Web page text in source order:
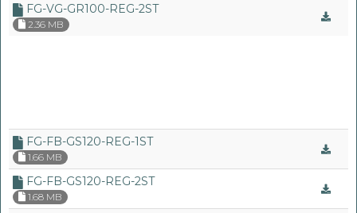
FG-VG-GR100-REG-2ST
2.36 MB
FG-FB-GS120-REG-1ST
1.66 MB
FG-FB-GS120-REG-2ST
1.68 MB